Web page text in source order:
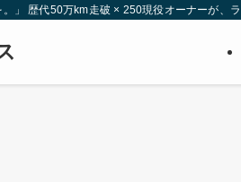
。」 歴代50万km走破 × 250現役オーナーが、